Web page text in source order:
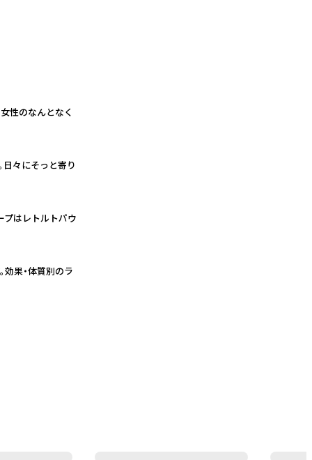
性のなんとなく
日々にそっと寄り
プはレトルトパウ
果・体質別のラ